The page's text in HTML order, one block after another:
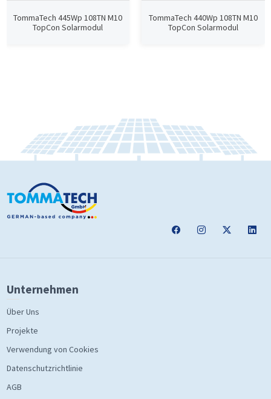
TommaTech 445Wp 108TN M10
TopCon Solarmodul
TommaTech 440Wp 108TN M10
TopCon Solarmodul
Unternehmen
Über Uns
Projekte
Verwendung von Cookies
Datenschutzrichtlinie
AGB